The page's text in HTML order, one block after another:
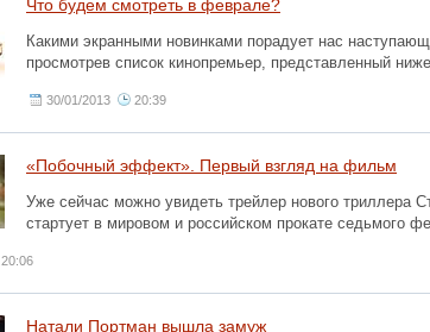
Что будем смотреть в феврале?
Какими экранными новинками порадует нас
просмотрев список кинопремьер, представленный
30/01/2013 20:39
«Побочный эффект». Первый взгляд на фильм
Уже сейчас можно увидеть трейлер нового триллера
стартует в мировом и российском прокате седьмого
20:06
Натали Портман вышла замуж